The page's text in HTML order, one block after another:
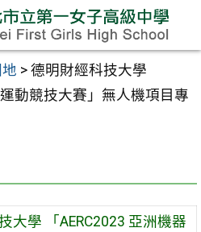
> 德明財經科技大學
運動競技大賽」無人機項目專
大學 「AERC2023 亞洲機器